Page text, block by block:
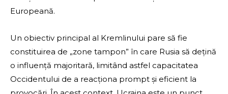
Europeană.
Un obiectiv principal al Kremlinului pare să fie
constituirea de „zone tampon” în care Rusia să dețină
o influență majoritară, limitând astfel capacitatea
Occidentului de a reacționa prompt și eficient la